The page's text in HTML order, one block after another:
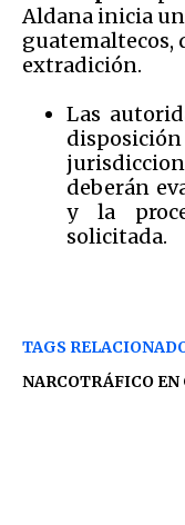
Aldana inicia
guatemaltecos,
extradición.
Las
deberán
y la
solicitada.
TAGS
NARCOTRÁFICO